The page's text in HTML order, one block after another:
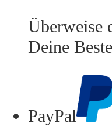
Überweise
Deine
PayPal